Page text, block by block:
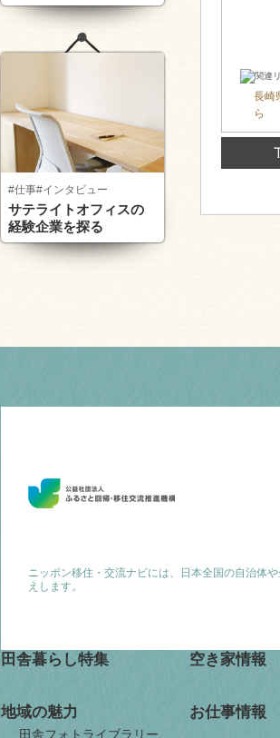
長崎
ら
#仕事#インタビュー
サテライトオフィスの
経験企業を探る
ニッポン移住・交流ナビには、日本全国の自治体
えします。
田舎暮らし特集
地域の魅力
田舎フォトライブラリー
空き家情報
お仕事情報